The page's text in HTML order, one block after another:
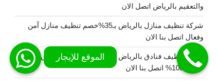
والتعقيم بالرياض اتصل الان
شركة تنظيف منازل بالرياض بـ35%خصم تنظيف منازل آمن
وفعال اتصل بنا الان
شركة تنظيف فنادق بالرياض بـ35%خصم تنظيف فنادق بمعايير
عالمية100% اتصل بنا الان